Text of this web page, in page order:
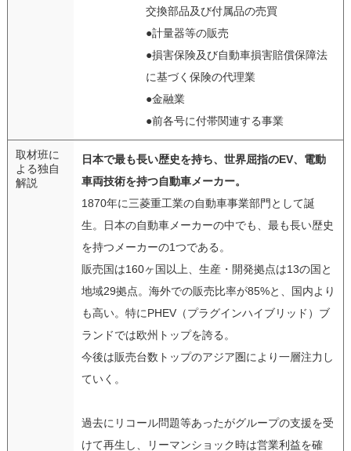
交換部品及び付属品の売買
●計量器等の販売
●損害保険及び自動車損害賠償保障法
に基づく保険の代理業
●金融業
●前各号に付帯関連する事業
取材班に
よる独自
解説
日本で最も長い歴史を持ち、世界屈指のEV、電動
車両技術を持つ自動車メーカー。
1870年に三菱重工業の自動車事業部門として誕
生。日本の自動車メーカーの中でも、最も長い歴史
を持つメーカーの1つである。
販売国は160ヶ国以上、生産・開発拠点は13の国と
地域29拠点。海外での販売比率が85%と、国内より
も高い。特にPHEV（プラグインハイブリッド）ブ
ランドでは欧州トップを誇る。
今後は販売台数トップのアジア圏により一層注力し
ていく。
過去にリコール問題等あったがグループの支援を受
けて再生し、リーマンショック時は営業利益を確